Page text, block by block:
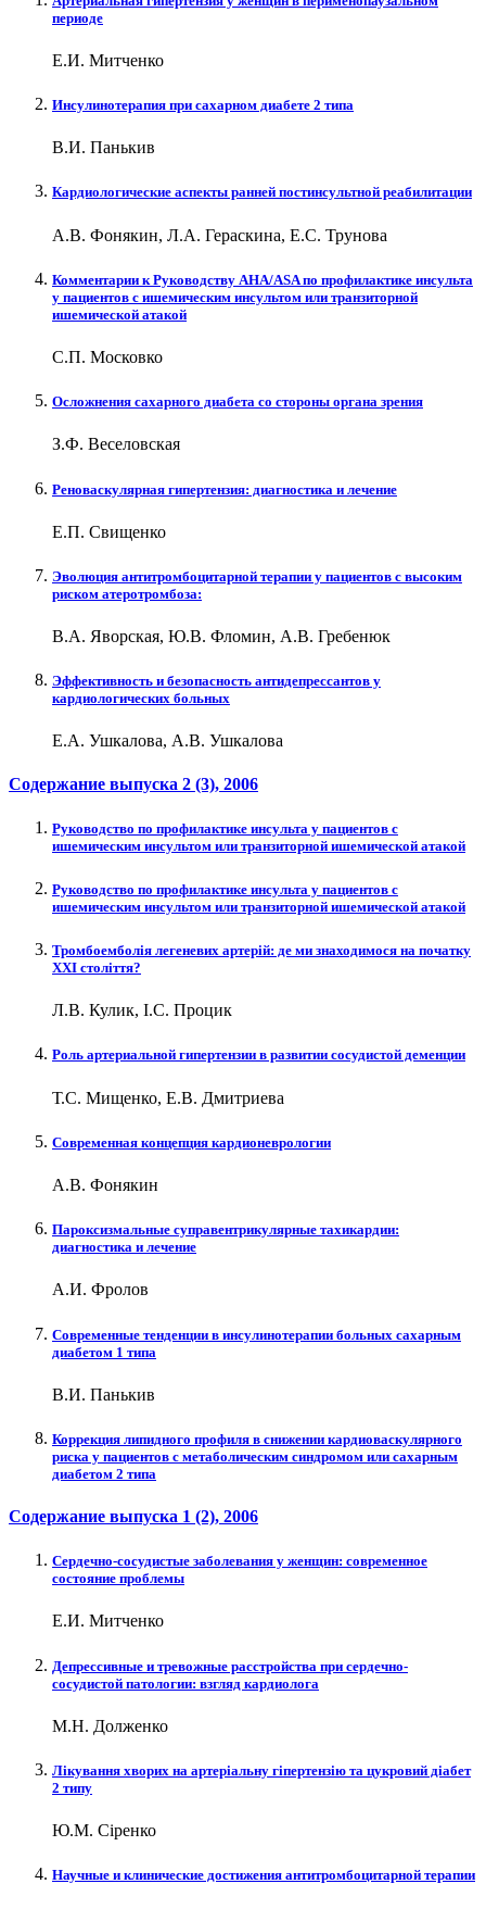
периоде
Е.И. Митченко
Инсулинотерапия при сахарном диабете 2 типа
В.И. Панькив
Кардиологические аспекты ранней постинсультной реабилитации
А.В. Фонякин, Л.А. Гераскина, Е.С. Трунова
Комментарии к Руководству AHA/ASA по профилактике инсульта
у пациентов с ишемическим инсультом или транзиторной
ишемической атакой
С.П. Московко
Осложнения сахарного диабета со стороны органа зрения
З.Ф. Веселовская
Реноваскулярная гипертензия: диагностика и лечение
Е.П. Свищенко
Эволюция антитромбоцитарной терапии у пациентов с высоким
риском атеротромбоза:
В.А. Яворская, Ю.В. Фломин, А.В. Гребенюк
Эффективность и безопасность антидепрессантов у
кардиологических больных
Е.А. Ушкалова, А.В. Ушкалова
Содержание выпуска 2 (3), 2006
Руководство по профилактике инсульта у пациентов с
ишемическим инсультом или транзиторной ишемической атакой
Руководство по профилактике инсульта у пациентов с
ишемическим инсультом или транзиторной ишемической атакой
Тромбоемболія легеневих артерій: де ми знаходимося на початку
ХХІ століття?
Л.В. Кулик, І.С. Процик
Роль артериальной гипертензии в развитии сосудистой деменции
Т.С. Мищенко, Е.В. Дмитриева
Современная концепция кардионеврологии
А.В. Фонякин
Пароксизмальные суправентрикулярные тахикардии:
диагностика и лечение
А.И. Фролов
Современные тенденции в инсулинотерапии больных сахарным
диабетом 1 типа
В.И. Панькив
Коррекция липидного профиля в снижении кардиоваскулярного
риска у пациентов с метаболическим синдромом или сахарным
диабетом 2 типа
Содержание выпуска 1 (2), 2006
Сердечно-сосудистые заболевания у женщин: современное
состояние проблемы
Е.И. Митченко
Депрессивные и тревожные расстройства при сердечно-
сосудистой патологии: взгляд кардиолога
М.Н. Долженко
Лікування хворих на артеріальну гіпертензію та цукровий діабет
2 типу
Ю.М. Сіренко
Научные и клинические достижения антитромбоцитарной терапии